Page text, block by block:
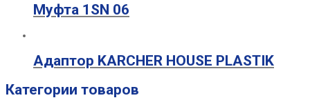
Муфта 1SN 06
Адаптор KARCHER HOUSE PLASTIK
Категории товаров